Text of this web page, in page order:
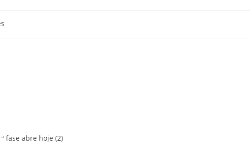
fase abre hoje (2)